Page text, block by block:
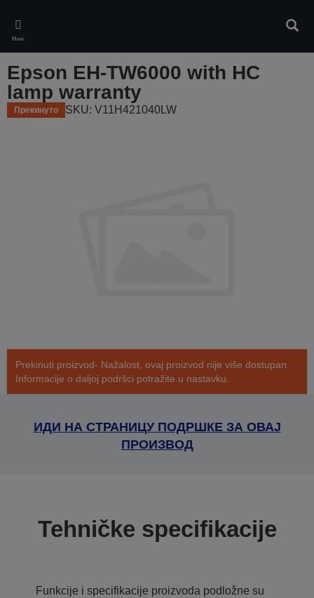
main
content
Meni
Epson EH-TW6000 with HC
lamp warranty
Прекинуто SKU: V11H421040LW
Prekinuti proizvod- Nažalost, ovaj proizvod nije više dostupan.
Informacije o daljoj podršci potražite u nastavku.
ИДИ НА СТРАНИЦУ ПОДРШКЕ ЗА ОВАЈ
ПРОИЗВОД
Tehničke specifikacije
Funkcije i specifikacije proizvoda podložne su